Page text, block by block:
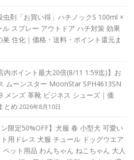
虫剤「お買い得」ハチノックS 100ml ×
スプレー アウトドア ハチ対策 効果
住化｜価格・送料・ポイント還元ま
内ポイント最大20倍(8/11 1:59迄)】お
ムーンスター MoonStar SPH4613SN
メンズ 革靴 ビジネス シューズ｜価
とめ 2026年8月10日
限定50%OFF】犬服 春 小型犬 可愛い
用ドレス 犬服 チュール ドッグウエア
ット用品 わんちゃん ねこちゃん 大人